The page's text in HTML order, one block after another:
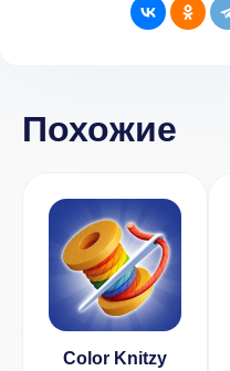
Похожие
Color Knitzy